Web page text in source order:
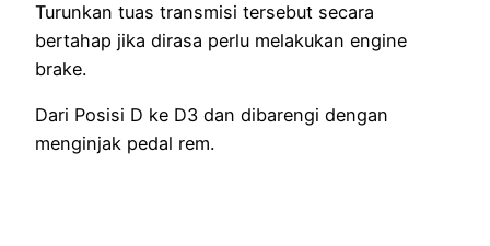
Turunkan tuas transmisi tersebut secara
bertahap jika dirasa perlu melakukan engine
brake.
Dari Posisi D ke D3 dan dibarengi dengan
menginjak pedal rem.